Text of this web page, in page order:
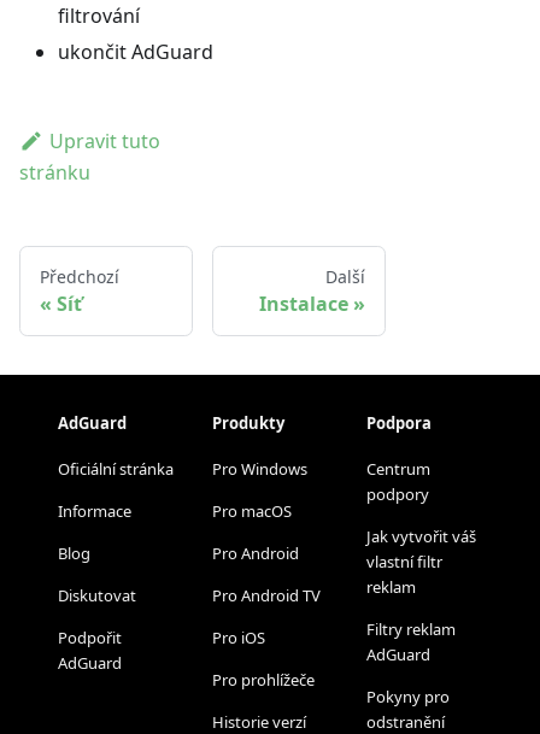
filtrování
ukončit AdGuard
Upravit tuto
stránku
Předchozí
Síť
Další
Instalace
AdGuard
Oficiální stránka
Informace
Blog
Diskutovat
Podpořit
AdGuard
Produkty
Pro Windows
Pro macOS
Pro Android
Pro Android TV
Pro iOS
Pro prohlížeče
Historie verzí
Podpora
Centrum
podpory
Jak vytvořit váš
vlastní filtr
reklam
Filtry reklam
AdGuard
Pokyny pro
odstranění